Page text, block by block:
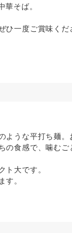
そば。
一度ご賞味くだ
ような平打ち麺
の食感で、噛むご
大です。
。